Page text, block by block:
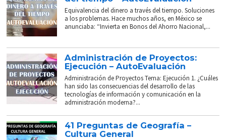
Equivalencia del dinero a través del tiempo. Soluciones
a los problemas. Hace muchos años, en México se
anunciaba: “Invierta en Bonos del Ahorro Nacional,...
Administración de Proyectos:
Ejecución – AutoEvaluación
Administración de Proyectos Tema: Ejecución 1. ¿Cuáles
han sido las consecuencias del desarrollo de las
tecnologías de información y comunicación en la
administración moderna?...
41 Preguntas de Geografía –
Cultura General